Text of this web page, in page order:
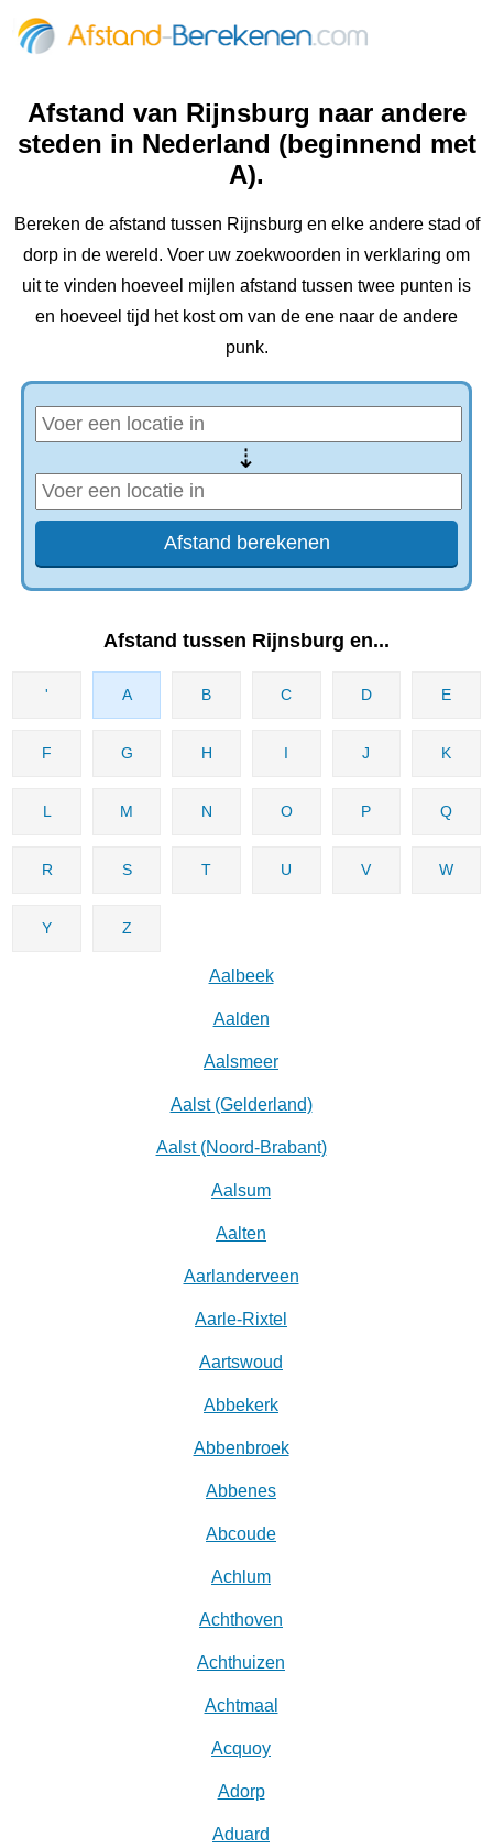
Afstand van Rijnsburg naar andere
steden in Nederland (beginnend met
A).
Bereken de afstand tussen Rijnsburg en elke andere stad of
dorp in de wereld. Voer uw zoekwoorden in verklaring om
uit te vinden hoeveel mijlen afstand tussen twee punten is
en hoeveel tijd het kost om van de ene naar de andere
punk.
⇢
Afstand tussen Rijnsburg en...
' A B C D E
F G H I J K
L M N O P Q
R S T U V W
Y Z
Aalbeek
Aalden
Aalsmeer
Aalst (Gelderland)
Aalst (Noord-Brabant)
Aalsum
Aalten
Aarlanderveen
Aarle-Rixtel
Aartswoud
Abbekerk
Abbenbroek
Abbenes
Abcoude
Achlum
Achthoven
Achthuizen
Achtmaal
Acquoy
Adorp
Aduard